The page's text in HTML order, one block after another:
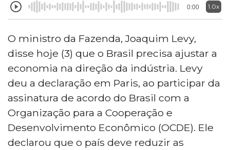
0:00 1.0x
O ministro da Fazenda, Joaquim Levy,
disse hoje (3) que o Brasil precisa ajustar a
economia na direção da indústria. Levy
deu a declaração em Paris, ao participar da
assinatura de acordo do Brasil com a
Organização para a Cooperação e
Desenvolvimento Econômico (OCDE). Ele
declarou que o país deve reduzir as